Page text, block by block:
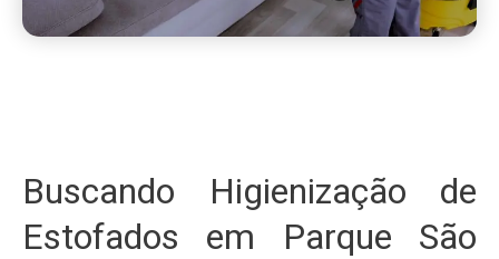
Buscando Higienização de
Estofados em Parque São